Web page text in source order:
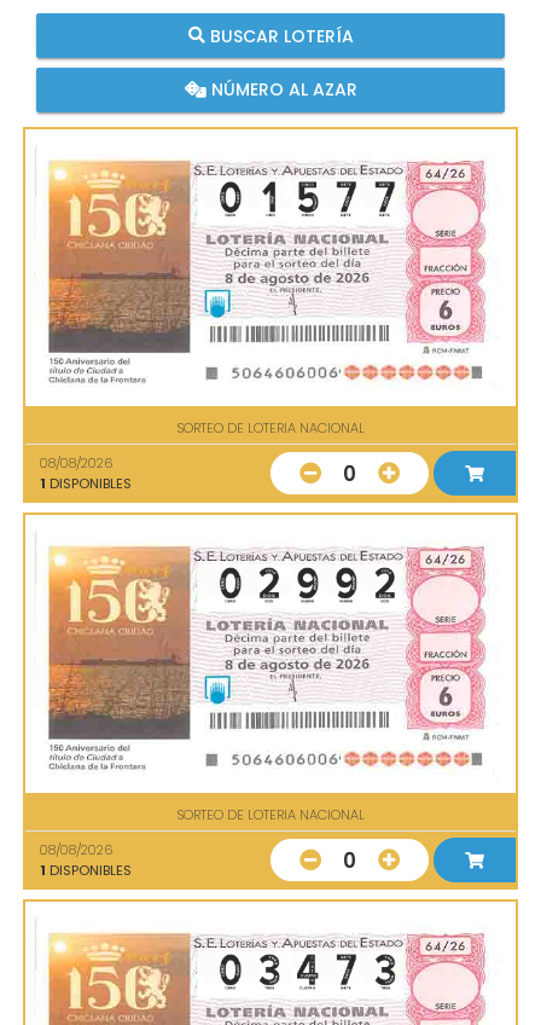
BUSCAR LOTERÍA
NÚMERO AL AZAR
SORTEO DE LOTERIA NACIONAL
08/08/2026
1 DISPONIBLES 0
SORTEO DE LOTERIA NACIONAL
08/08/2026
1 DISPONIBLES 0